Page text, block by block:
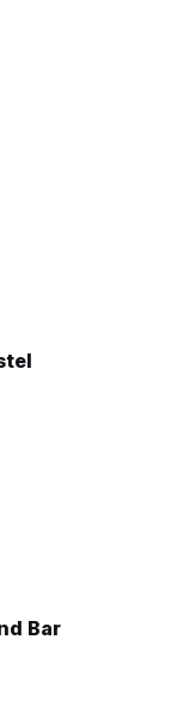
Bar